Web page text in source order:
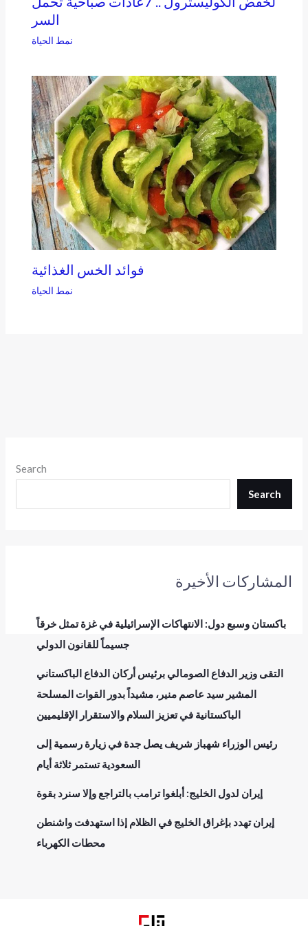
Search
Search
المشاركات الأخيرة
باكستان وسبع دول: الانتهاكات الإسرائيلية في غزة تمثل خرقاً
جسيماً للقانون الدولي
التقى وزير الدفاع الصومالي برئيس أركان الدفاع الباكستاني
المشير سيد عاصم منير، مشيداً بدور القوات المسلحة
الباكستانية في تعزيز السلام والاستقرار الإقليميين
رئيس الوزراء شهباز شريف يصل جدة في زيارة رسمية إلى
السعودية تستمر ثلاثة أيام
إيران لدول الخليج: أبلغوا ترامب بالتراجع وإلا سنرد بقوة
إيران تهدد بإغراق الخليج في الظلام إذا استهدفت واشنطن
محطات الكهرباء
السر
نمط الحياة
فوائد الخس الغذائية
نمط الحياة